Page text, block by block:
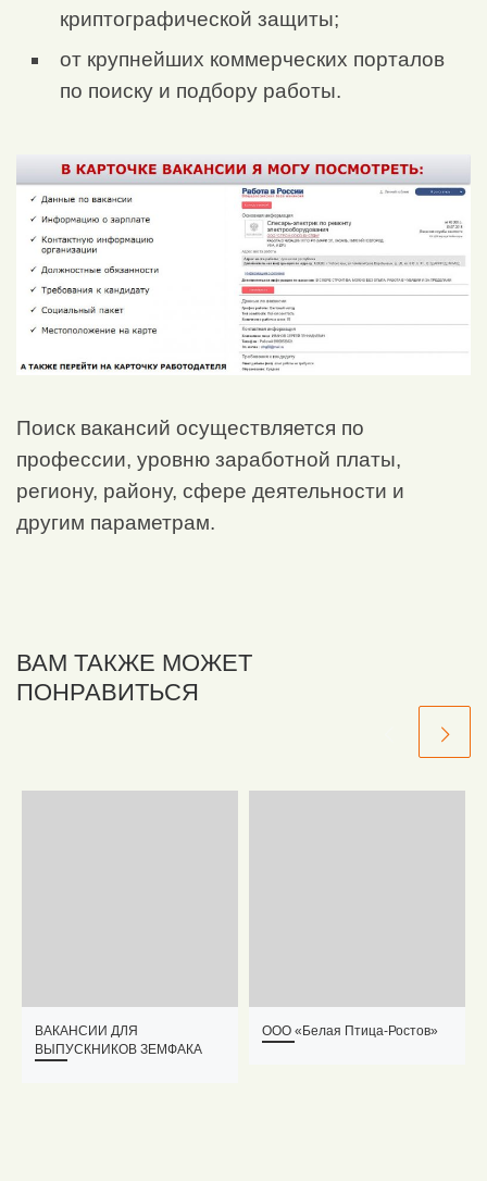
криптографической защиты;
от крупнейших коммерческих порталов
по поиску и подбору работы.
Поиск вакансий осуществляется по
профессии, уровню заработной платы,
региону, району, сфере деятельности и
другим параметрам.
ВАМ ТАКЖЕ МОЖЕТ
ПОНРАВИТЬСЯ
ВАКАНСИИ ДЛЯ
ВЫПУСКНИКОВ ЗЕМФАКА
ООО «Белая Птица-Ростов»